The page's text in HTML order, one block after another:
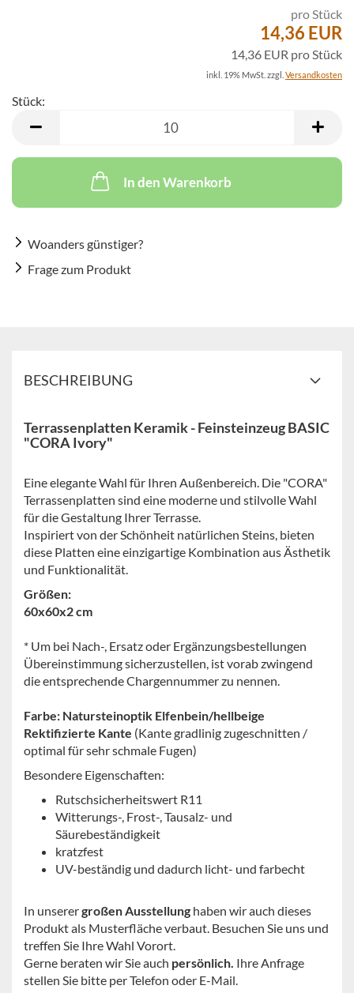
pro Stück
14,36 EUR
14,36 EUR pro Stück
inkl. 19% MwSt. zzgl. Versandkosten
Stück:
In den Warenkorb
Woanders günstiger?
Frage zum Produkt
BESCHREIBUNG
Terrassenplatten Keramik - Feinsteinzeug BASIC
"CORA Ivory"
Eine elegante Wahl für Ihren Außenbereich. Die "CORA"
Terrassenplatten sind eine moderne und stilvolle Wahl
für die Gestaltung Ihrer Terrasse.
Inspiriert von der Schönheit natürlichen Steins, bieten
diese Platten eine einzigartige Kombination aus Ästhetik
und Funktionalität.
Größen:
60x60x2 cm
* Um bei Nach-, Ersatz oder Ergänzungsbestellungen
Übereinstimmung sicherzustellen, ist vorab zwingend
die entsprechende Chargennummer zu nennen.
Farbe: Natursteinoptik Elfenbein/hellbeige
Rektifizierte Kante (Kante gradlinig zugeschnitten /
optimal für sehr schmale Fugen)
Besondere Eigenschaften:
Rutschsicherheitswert R11
Witterungs-, Frost-, Tausalz- und
Säurebeständigkeit
kratzfest
UV-beständig und dadurch licht- und farbecht
In unserergroßen Ausstellung haben wir auch dieses
Produkt als Musterfläche verbaut. Besuchen Sie uns und
treffen Sie Ihre Wahl Vorort.
Gerne beraten wir Sie auch persönlich. Ihre Anfrage
stellen Sie bitte per Telefon oder E-Mail.